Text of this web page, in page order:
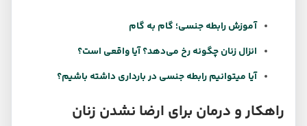
آموزش رابطه جنسی؛ گام به گام
انزال زنان چگونه رخ می‌دهد؟ آیا واقعی است؟
آیا میتوانیم رابطه جنسی در بارداری داشته باشیم؟
راهکار و درمان برای ارضا نشدن زنان